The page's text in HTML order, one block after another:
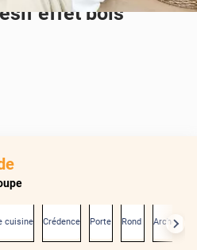
effet bois
cuisine Crédence Porte Rond Arche